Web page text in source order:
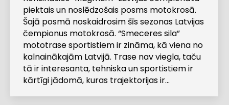
piektais un noslēdzošais posms motokrosā.
Šajā posmā noskaidrosim šīs sezonas Latvijas
čempionus motokrosā. “Smeceres sila”
mototrase sportistiem ir zināma, kā viena no
kalnainākajām Latvijā. Trase nav viegla, taču
tā ir interesanta, tehniska un sportistiem ir
kārtīgi jādomā, kuras trajektorijas ir…